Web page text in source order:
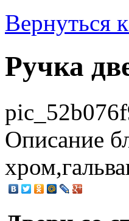
Вернуться
Ручка
Описание